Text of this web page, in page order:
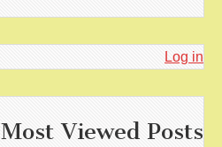
Log in
Most Viewed Posts